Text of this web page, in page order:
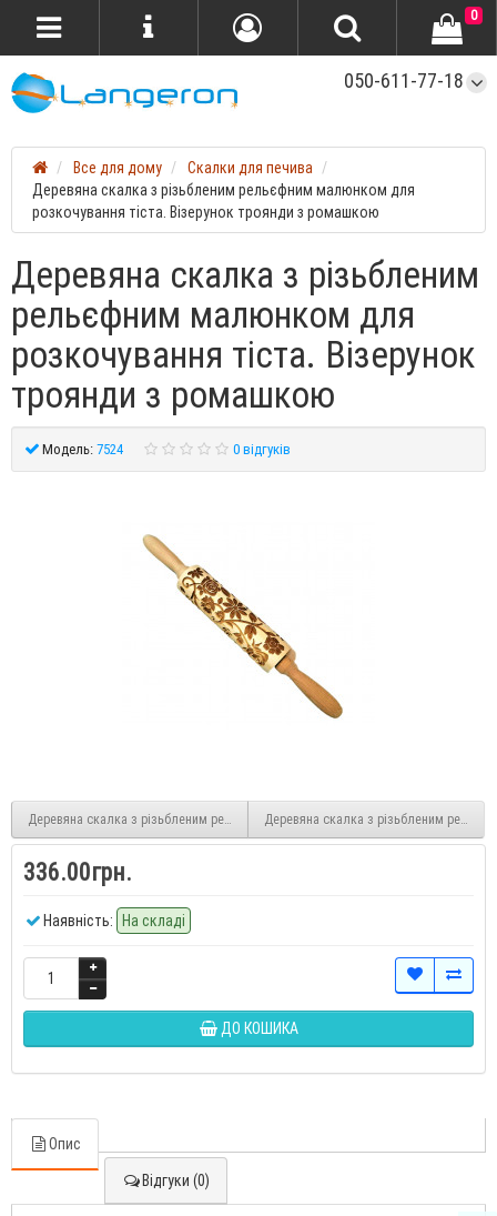
050-611-77-18
0
Все для дому
Скалки для печива
Деревяна скалка з різьбленим рельєфним малюнком для
розкочування тіста. Візерунок троянди з ромашкою
Деревяна скалка з різьбленим
рельєфним малюнком для
розкочування тіста. Візерунок
троянди з ромашкою
Модель:7524 0 відгуків
Деревяна скалка з різьбленим рельєфним малюнком для розкочування тіста.
Деревяна скалка з різьбленим
336.00грн.
Наявність: На складі
ДО КОШИКА
Опис
Відгуки (0)